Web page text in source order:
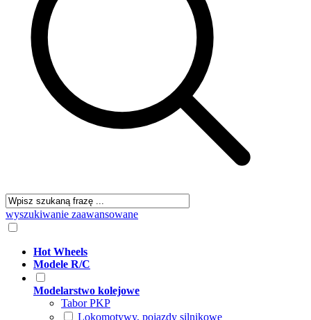
wyszukiwanie zaawansowane
Hot Wheels
Modele R/C
Modelarstwo kolejowe
Tabor PKP
Lokomotywy, pojazdy silnikowe